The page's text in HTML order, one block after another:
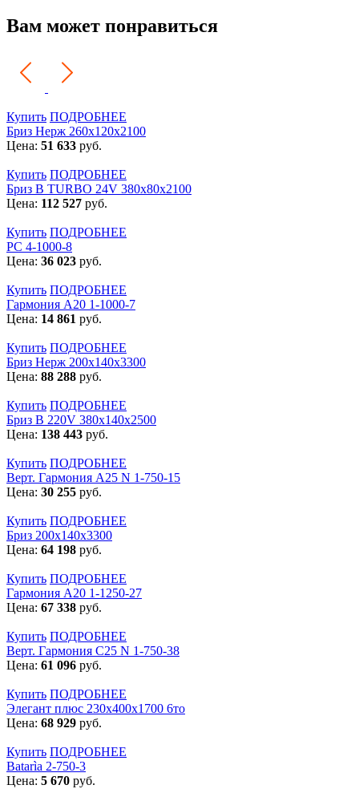
Вам может понравиться
Купить ПОДРОБНЕЕ
Бриз Нерж 260х120х2100
Цена: 51 633 руб.
Купить ПОДРОБНЕЕ
Бриз В TURBO 24V 380х80х2100
Цена: 112 527 руб.
Купить ПОДРОБНЕЕ
РС 4-1000-8
Цена: 36 023 руб.
Купить ПОДРОБНЕЕ
Гармония А20 1-1000-7
Цена: 14 861 руб.
Купить ПОДРОБНЕЕ
Бриз Нерж 200х140х3300
Цена: 88 288 руб.
Купить ПОДРОБНЕЕ
Бриз В 220V 380x140x2500
Цена: 138 443 руб.
Купить ПОДРОБНЕЕ
Верт. Гармония А25 N 1-750-15
Цена: 30 255 руб.
Купить ПОДРОБНЕЕ
Бриз 200х140х3300
Цена: 64 198 руб.
Купить ПОДРОБНЕЕ
Гармония А20 1-1250-27
Цена: 67 338 руб.
Купить ПОДРОБНЕЕ
Верт. Гармония С25 N 1-750-38
Цена: 61 096 руб.
Купить ПОДРОБНЕЕ
Элегант плюс 230x400x1700 6то
Цена: 68 929 руб.
Купить ПОДРОБНЕЕ
Batarìa 2-750-3
Цена: 5 670 руб.